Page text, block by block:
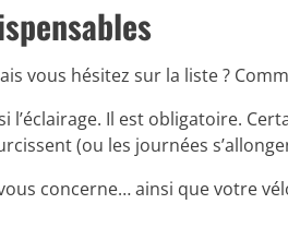
vous hésitez sur la liste ?
l’éclairage. Il est obligatoire.
(ou les journées
concerne… ainsi que votre